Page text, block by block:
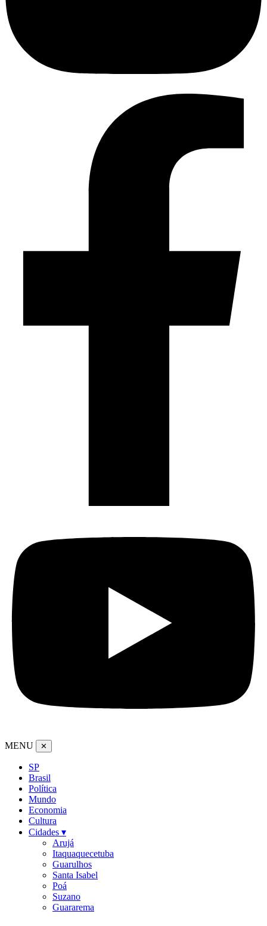
MENU ✕
SP
Brasil
Política
Mundo
Economia
Cultura
Cidades ▾
Arujá
Itaquaquecetuba
Guarulhos
Santa Isabel
Poá
Suzano
Guararema